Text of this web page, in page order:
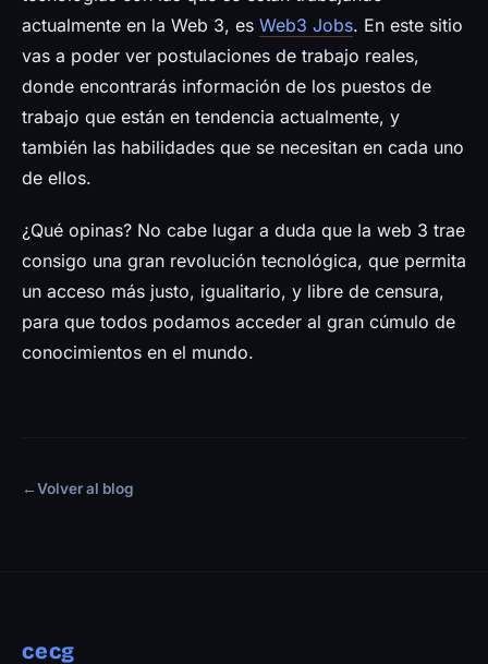
actualmente en la Web 3, es Web3 Jobs. En este sitio
vas a poder ver postulaciones de trabajo reales,
donde encontrarás información de los puestos de
trabajo que están en tendencia actualmente, y
también las habilidades que se necesitan en cada uno
de ellos.
¿Qué opinas? No cabe lugar a duda que la web 3 trae
consigo una gran revolución tecnológica, que permita
un acceso más justo, igualitario, y libre de censura,
para que todos podamos acceder al gran cúmulo de
conocimientos en el mundo.
←Volver al blog
cecg